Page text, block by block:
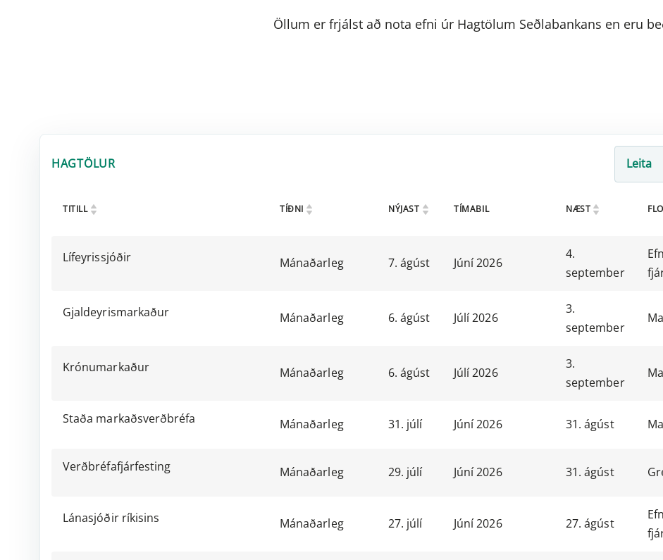
Öllum er frjálst að nota efni úr Hagtölum Seðlabankans en eru
HAGTÖLUR
TITILL TÍÐNI NÝJAST TÍMABIL NÆST
Lífeyrissjóðir Mánaðarleg 7. ágúst Júní 2026
4.
september
Gjaldeyrismarkaður Mánaðarleg 6. ágúst Júlí 2026
3.
september
Krónumarkaður Mánaðarleg 6. ágúst Júlí 2026
3.
september
Staða markaðsverðbréfa Mánaðarleg 31. júlí Júní 2026 31. ágúst
Verðbréfafjárfesting Mánaðarleg 29. júlí Júní 2026 31. ágúst
Lánasjóðir ríkisins Mánaðarleg 27. júlí Júní 2026 27. ágúst